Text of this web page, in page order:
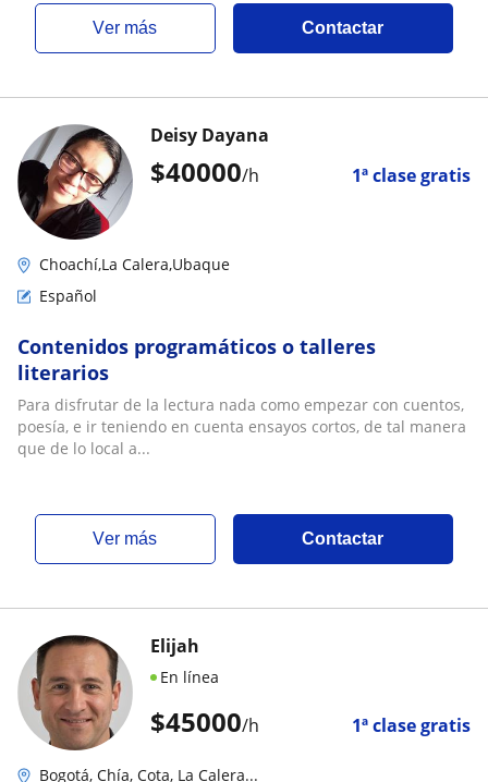
ver más Contactar
$40000/h 1ª clase gratis
Deisy Dayana
Choachí,La Calera,Ubaque
Español
Contenidos programáticos o talleres
literarios
Para disfrutar de la lectura nada como empezar con cuentos,
poesía, e ir teniendo en cuenta ensayos cortos, de tal manera
que de lo local a...
ver más Contactar
$45000/h 1ª clase gratis
Elijah
En línea
Bogotá, Chía, Cota, La Calera...